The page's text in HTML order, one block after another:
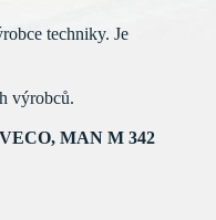
techniky. Je
výrobců.
MAN M 342